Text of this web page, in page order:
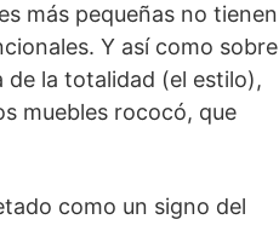
más pequeñas no tienen
Y así como sobre
la totalidad (el estilo),
muebles rococó, que
como un signo del